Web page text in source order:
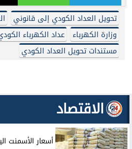
تحويل العداد الكودي إلى قانوني
وزارة الكهرباء
عداد الكهرباء
مستندات تحويل العداد الكودي
الاقتصاد